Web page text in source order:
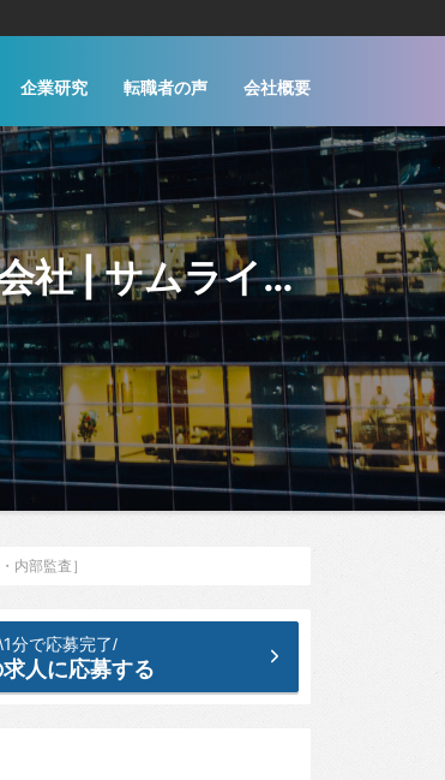
企業研究 転職者の声 会社概要
セキュリティエンジニア［教育・内部監査］ | Sansan株式会社 | サムライソウル
内部監査］
\1分で応募完了/
求人に応募する